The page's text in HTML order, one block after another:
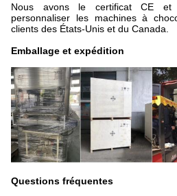
Nous avons le certificat CE et
personnaliser les machines à
clients des États-Unis et du Canada.
Emballage et expédition
Questions fréquentes